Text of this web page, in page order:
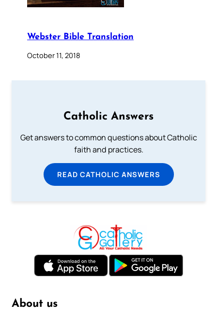
Webster Bible Translation
October 11, 2018
Catholic Answers
Get answers to common questions about Catholic
faith and practices.
READ CATHOLIC ANSWERS
About us